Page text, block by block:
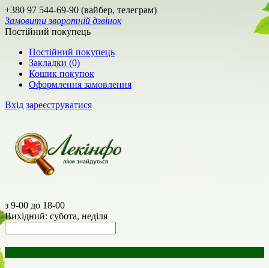
+380 97 544-69-90 (вайбер, телеграм)
Замовити зворотній дзвінок
Постійний покупець
Постійний покупець
Закладки (0)
Кошик покупок
Оформлення замовлення
Вхід зареєструватися
з 9-00 до 18-00
Вихідний: субота, неділя